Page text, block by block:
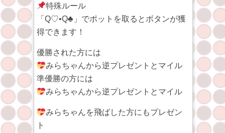
特殊ルール
「Q♡•Q♣︎」でポットを取るとボタンが獲
得できます！
優勝された方には
みらちゃんから逆プレゼントとマイル
準優勝の方には
みらちゃんから逆プレゼントとマイル
みらちゃんを飛ばした方にもプレゼン
ト